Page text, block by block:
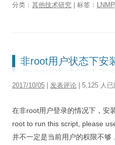
分类： 其他技术研究 | 标签： LNMP,
非root用户状态下安
2017/10/05 发表评论 | 5,125 人已
在非root用户登录的情况下，安
root to run this script, please
并不一定是当前用户的权限不够